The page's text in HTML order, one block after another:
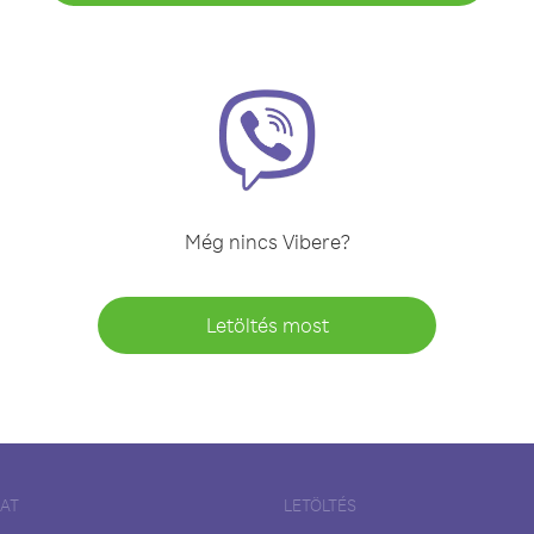
Még nincs Vibere?
Letöltés most
LETÖLTÉS